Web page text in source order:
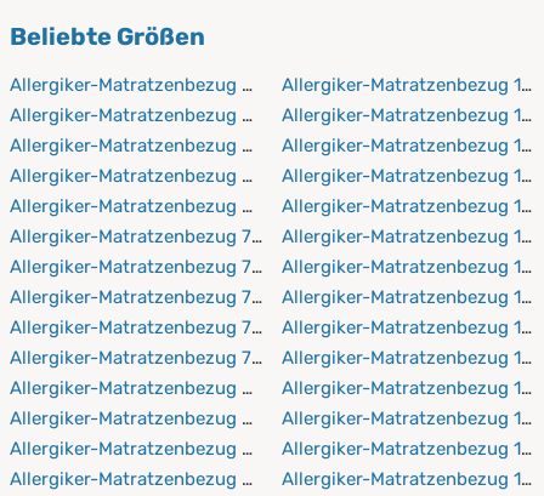
Beliebte Größen
Allergiker-Matratzenbezug 60x120 cm
Allergiker-Matratzenbezug 60x190 cm
Allergiker-Matratzenbezug 60x200 cm
Allergiker-Matratzenbezug 60x210 cm
Allergiker-Matratzenbezug 60x220 cm
Allergiker-Matratzenbezug 70x140 cm
Allergiker-Matratzenbezug 70x190 cm
Allergiker-Matratzenbezug 70x200 cm
Allergiker-Matratzenbezug 70x210 cm
Allergiker-Matratzenbezug 70x220 cm
Allergiker-Matratzenbezug 80x190 cm
Allergiker-Matratzenbezug 80x200 cm
Allergiker-Matratzenbezug 80x210 cm
Allergiker-Matratzenbezug 80x220 cm
Allergiker-Matratzenbezug
Allergiker-Matratzenbezug
Allergiker-Matratzenbezug
Allergiker-Matratzenbezug
Allergiker-Matratzenbezug
Allergiker-Matratzenbezug
Allergiker-Matratzenbezug
Allergiker-Matratzenbezug
Allergiker-Matratzenbezug
Allergiker-Matratzenbezug
Allergiker-Matratzenbezug
Allergiker-Matratzenbezug
Allergiker-Matratzenbezug
Allergiker-Matratzenbezug